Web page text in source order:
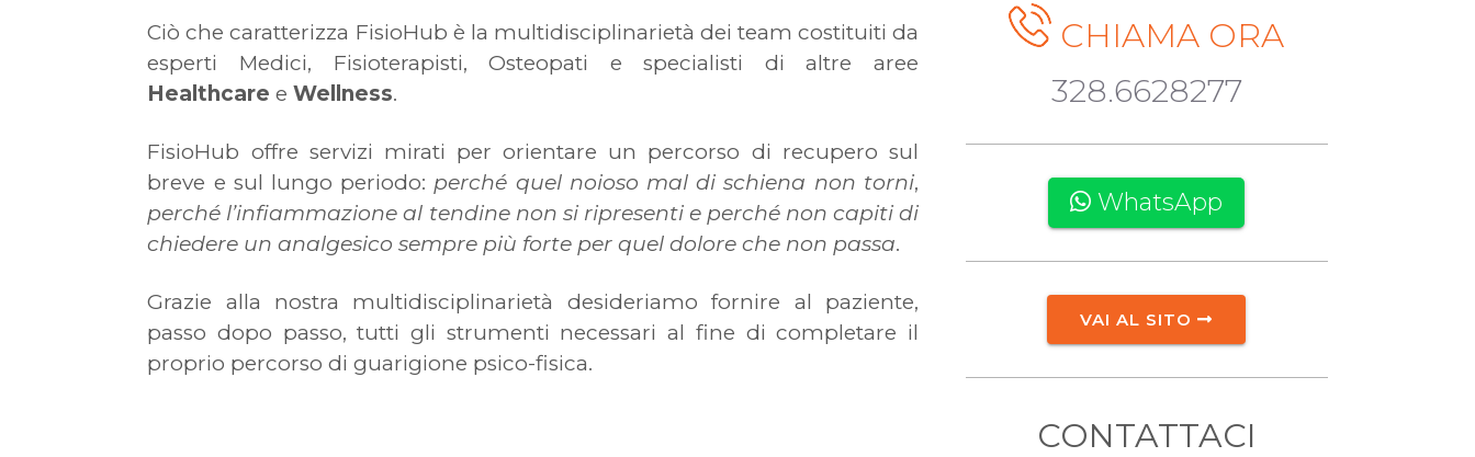
Ciò che caratterizza FisioHub è la multidisciplinarietà dei team costituiti da
esperti Medici, Fisioterapisti, Osteopati e specialisti di altre aree
Healthcare eWellness.
FisioHub offre servizi mirati per orientare un percorso di recupero sul
breve e sul lungo periodo: perché quel noioso mal di schiena non torni,
perché l’infiammazione al tendine non si ripresenti e perché non capiti di
chiedere un analgesico sempre più forte per quel dolore che non passa.
Grazie alla nostra multidisciplinarietà desideriamo fornire al paziente,
passo dopo passo, tutti gli strumenti necessari al fine di completare il
proprio percorso di guarigione psico-fisica.
CHIAMA ORA
328.6628277
WhatsApp
VAI AL SITO
CONTATTACI